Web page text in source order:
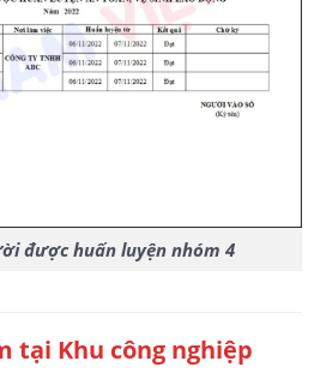
được huấn luyện nhóm 4
tại Khu công nghiệp